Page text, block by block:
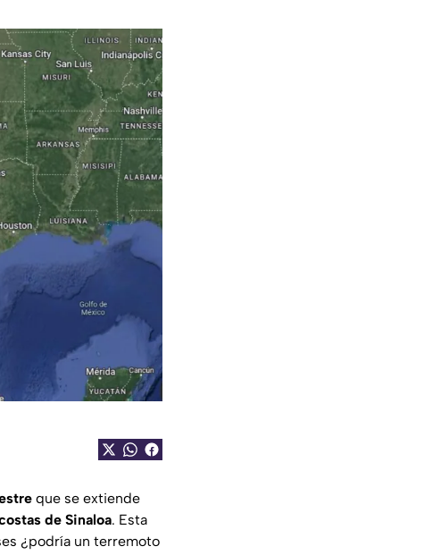
que se extiende
de Sinaloa. Esta
¿podría un terremoto